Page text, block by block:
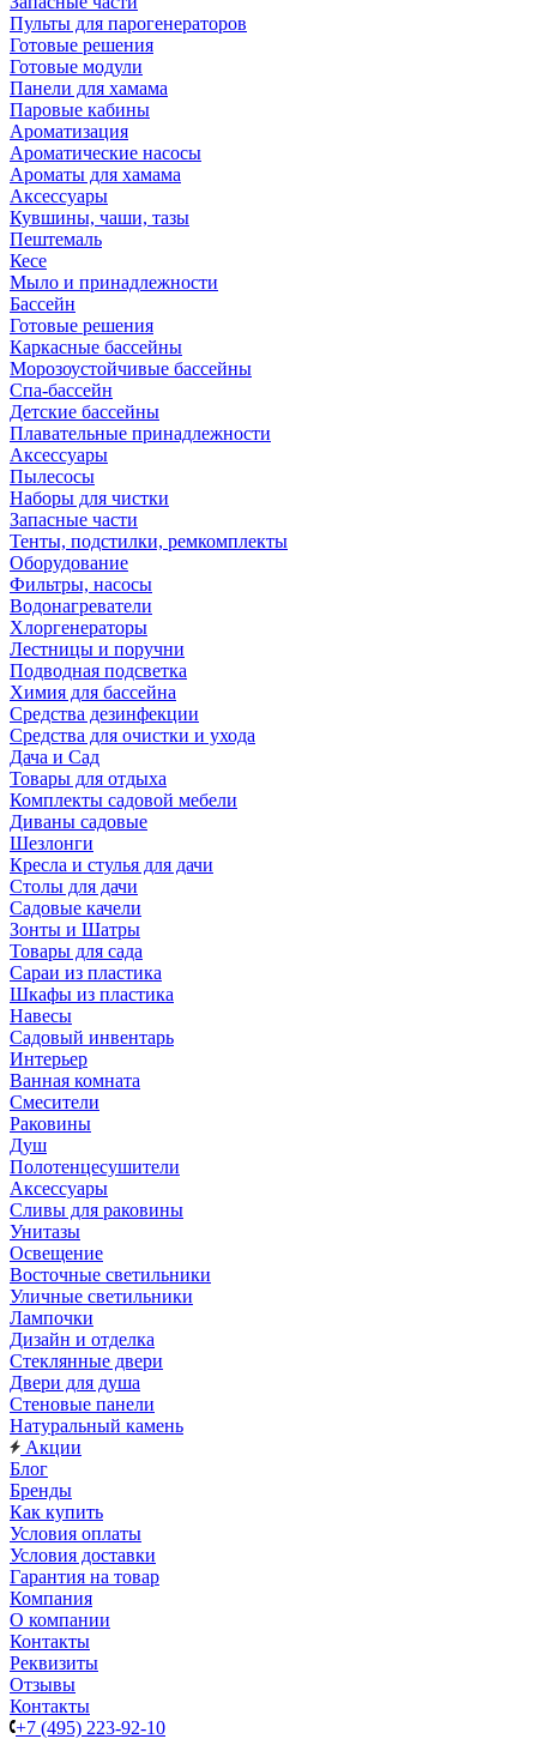
Пульты для парогенераторов
Готовые решения
Готовые модули
Панели для хамама
Паровые кабины
Ароматизация
Ароматические насосы
Ароматы для хамама
Аксессуары
Кувшины, чаши, тазы
Пештемаль
Кесе
Мыло и принадлежности
Бассейн
Готовые решения
Каркасные бассейны
Морозоустойчивые бассейны
Спа-бассейн
Детские бассейны
Плавательные принадлежности
Аксессуары
Пылесосы
Наборы для чистки
Запасные части
Тенты, подстилки, ремкомплекты
Оборудование
Фильтры, насосы
Водонагреватели
Хлоргенераторы
Лестницы и поручни
Подводная подсветка
Химия для бассейна
Средства дезинфекции
Средства для очистки и ухода
Дача и Сад
Товары для отдыха
Комплекты садовой мебели
Диваны садовые
Шезлонги
Кресла и стулья для дачи
Столы для дачи
Садовые качели
Зонты и Шатры
Товары для сада
Сараи из пластика
Шкафы из пластика
Навесы
Садовый инвентарь
Интерьер
Ванная комната
Смесители
Раковины
Душ
Полотенцесушители
Аксессуары
Сливы для раковины
Унитазы
Освещение
Восточные светильники
Уличные светильники
Лампочки
Дизайн и отделка
Стеклянные двери
Двери для душа
Стеновые панели
Натуральный камень
Акции
Блог
Бренды
Как купить
Условия оплаты
Условия доставки
Гарантия на товар
Компания
О компании
Контакты
Реквизиты
Отзывы
Контакты
+7 (495) 223-92-10